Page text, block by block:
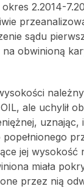
2.2014-
sądu
na obwinioną
ale uchylił
uznając,
popełnionego
jej wysokość
miała
przez nią